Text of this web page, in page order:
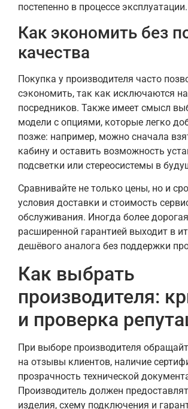
постепенно в процессе эксплуатации.
Как экономить без
качества
Покупка у производителя часто
сэкономить, так как исключаются
посредников. Также имеет смысл
модели с опциями, которые легко
позже: например, можно сначала
кабину и оставить возможность
подсветки или стереосистемы в
Сравнивайте не только цены, но и
условия доставки и стоимость
обслуживания. Иногда более
расширенной гарантией выходит в
дешёвого аналога без поддержки
Как выбрать
производителя:
и проверка
При выборе производителя
на отзывы клиентов, наличие
прозрачность технической
Производитель должен
изделия, схему подключения и